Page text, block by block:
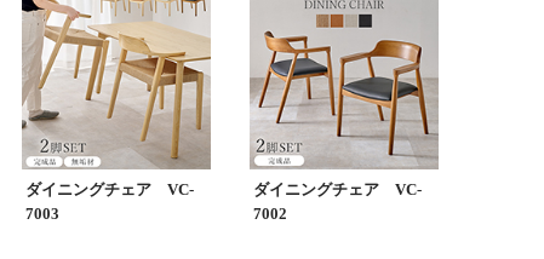
ダイニングチェア VC-
7003
ダイニングチェア VC-
7002